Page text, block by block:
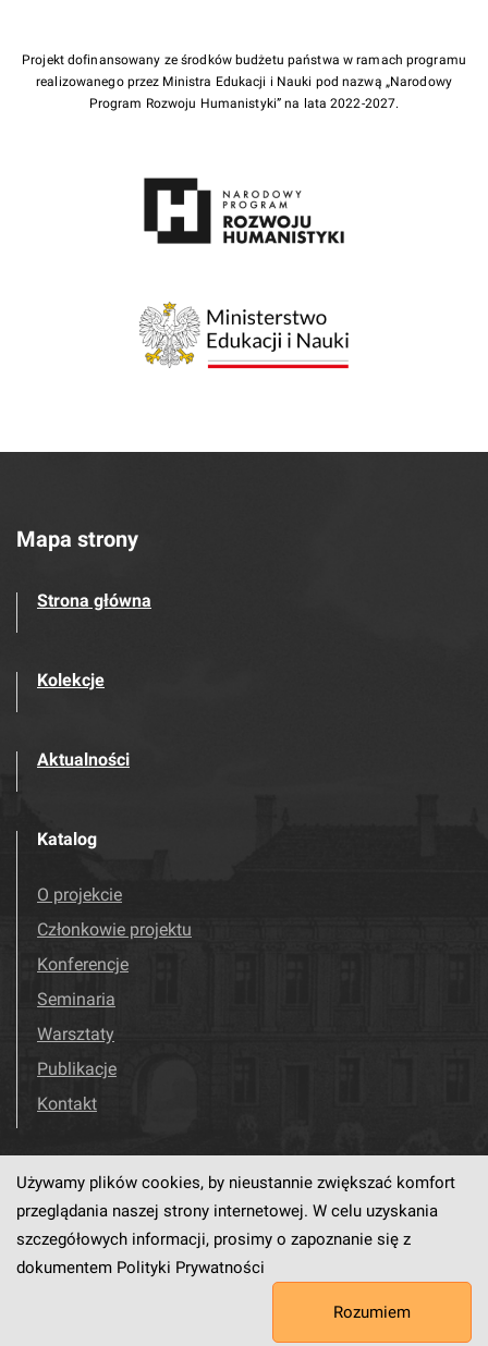
Projekt dofinansowany ze środków budżetu państwa w ramach programu
realizowanego przez Ministra Edukacji i Nauki pod nazwą „Narodowy
Program Rozwoju Humanistyki” na lata 2022-2027.
Mapa strony
Strona główna
Kolekcje
Aktualności
Katalog
O projekcie
Członkowie projektu
Konferencje
Seminaria
Warsztaty
Publikacje
Kontakt
Odwiedź nas! Facebook
Używamy plików cookies, by nieustannie zwiększać komfort
przeglądania naszej strony internetowej. W celu uzyskania
szczegółowych informacji, prosimy o zapoznanie się z
dokumentem Polityki Prywatności
Rozumiem